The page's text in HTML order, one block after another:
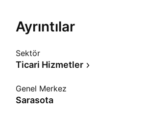
Ayrıntılar
Sektör
Ticari Hizmetler
Genel Merkez
Sarasota